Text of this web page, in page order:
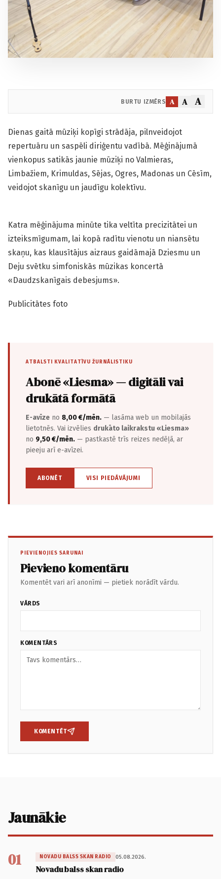
BURTU IZMĒRS A A A
Dienas gaitā mūziķi kopīgi strādāja, pilnveidojot
repertuāru un saspēli diriģentu vadībā. Mēģinājumā
vienkopus satikās jaunie mūziķi no Valmieras,
Limbažiem, Krimuldas, Sējas, Ogres, Madonas un Cēsīm,
veidojot skanīgu un jaudīgu kolektīvu.
Katra mēģinājuma minūte tika veltīta precizitātei un
izteiksmīgumam, lai kopā radītu vienotu un niansētu
skaņu, kas klausītājus aizraus gaidāmajā Dziesmu un
Deju svētku simfoniskās mūzikas koncertā
«Daudzskanīgais debesjums».
Publicitātes foto
ATBALSTI KVALITATĪVU ŽURNĀLISTIKU
Abonē «Liesma» — digitāli vai
drukātā formātā
E-avīze no 8,00 €/mēn. — lasāma web un mobilajās
lietotnēs. Vai izvēlies drukāto laikrakstu «Liesma»
no 9,50 €/mēn. — pastkastē trīs reizes nedēļā, ar
pieeju arī e-avīzei.
ABONĒT VISI PIEDĀVĀJUMI
PIEVIENOJIES SARUNAI
Pievieno komentāru
Komentēt vari arī anonīmi — pietiek norādīt vārdu.
VĀRDS
KOMENTĀRS
KOMENTĒT
Jaunākie
01 NOVADU BALSS SKAN RADIO 05.08.2026.
Novadu balss skan radio